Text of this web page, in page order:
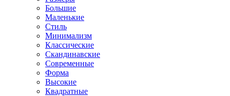
Большие
Маленькие
Стиль
Минимализм
Классические
Скандинавские
Современные
Форма
Высокие
Квадратные